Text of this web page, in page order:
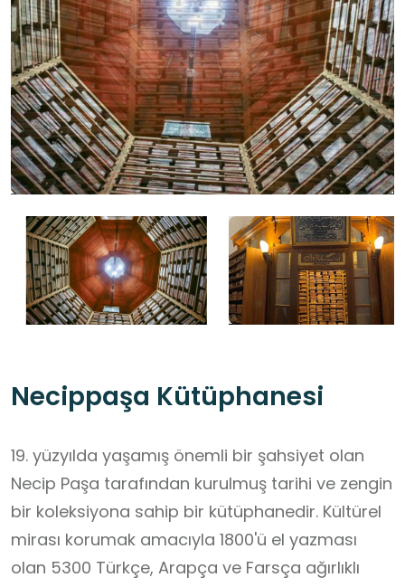
Necippaşa Kütüphanesi
19. yüzyılda yaşamış önemli bir şahsiyet olan
Necip Paşa tarafından kurulmuş tarihi ve zengin
bir koleksiyona sahip bir kütüphanedir. Kültürel
mirası korumak amacıyla 1800'ü el yazması
olan 5300 Türkçe, Arapça ve Farsça ağırlıklı